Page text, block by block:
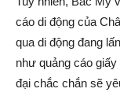
cáo di động của
qua di động đang
như quảng cáo
đại chắc chắn sẽ